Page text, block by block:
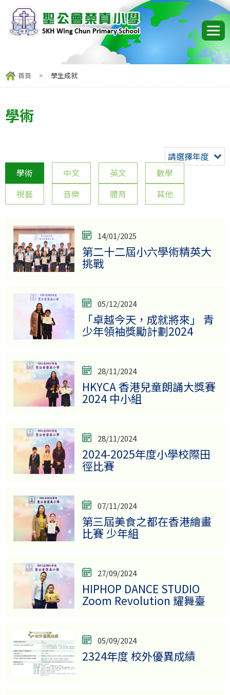
首頁 > 學生成就
學術
請選擇年度
學術
中文 英文
數學
視藝
音樂 體育 其他
14/01/2025
第二十二屆小六學術精英大
挑戰
05/12/2024
「卓越今天，成就將來」 青
少年領袖獎勵計劃2024
28/11/2024
HKYCA 香港兒童朗誦大獎賽
2024 中小組
28/11/2024
2024-2025年度小學校際田
徑比賽
07/11/2024
第三屆美食之都在香港繪畫
比賽 少年組
27/09/2024
HIPHOP DANCE STUDIO
Zoom Revolution 耀舞臺
05/09/2024
2324年度 校外優異成績